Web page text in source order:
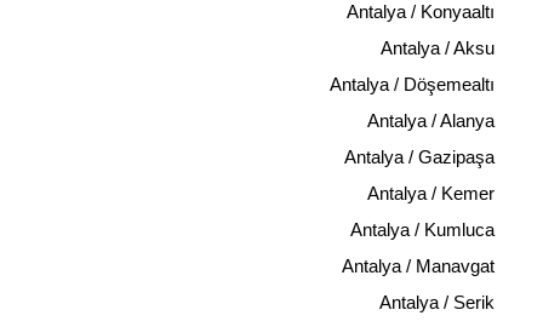
Antalya / Konyaaltı
Antalya / Aksu
Antalya / Döşemealtı
Antalya / Alanya
Antalya / Gazipaşa
Antalya / Kemer
Antalya / Kumluca
Antalya / Manavgat
Antalya / Serik